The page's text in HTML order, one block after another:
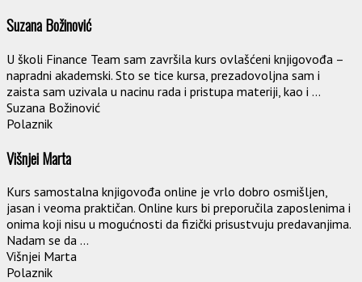
Suzana Božinović
U školi Finance Team sam završila kurs ovlašćeni knjigovođa –
napradni akademski. Sto se tice kursa, prezadovoljna sam i
zaista sam uzivala u nacinu rada i pristupa materiji, kao i ...
Suzana Božinović
Polaznik
Višnjei Marta
Kurs samostalna knjigovođa online je vrlo dobro osmišljen,
jasan i veoma praktičan. Online kurs bi preporučila zaposlenima i
onima koji nisu u mogućnosti da fizički prisustvuju predavanjima.
Nadam se da ...
Višnjei Marta
Polaznik